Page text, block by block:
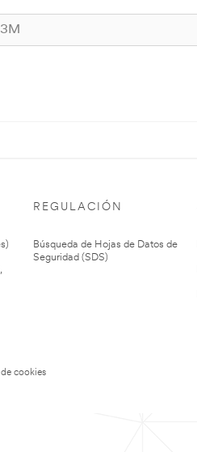
REGULACIÓN
Búsqueda de Hojas de Datos de
Seguridad (SDS)
de cookies